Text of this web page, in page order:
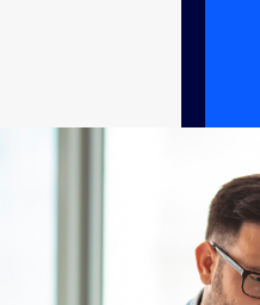
giải pháp mà khách hàng
Rooms
Thông tin trải nghiệm khách